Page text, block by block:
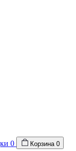
0 Корзина 0